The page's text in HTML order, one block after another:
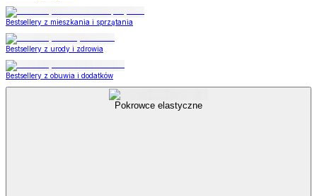
Bestsellery z mieszkania i sprzątania
Bestsellery z urody i zdrowia
Bestsellery z obuwia i dodatków
Pokrowce elastyczne